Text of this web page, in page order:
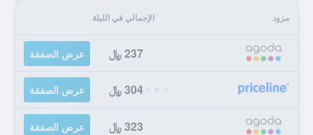
مزود الإجمالي في الليلة
237 ﷼ عرض الصفقة
304 ﷼ عرض الصفقة
323 ﷼ عرض الصفقة